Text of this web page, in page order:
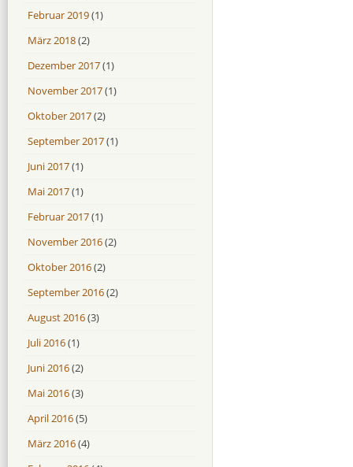
Februar 2019(1)
März 2018(2)
Dezember 2017(1)
November 2017(1)
Oktober 2017(2)
September 2017(1)
Juni 2017(1)
Mai 2017(1)
Februar 2017(1)
November 2016(2)
Oktober 2016(2)
September 2016(2)
August 2016(3)
Juli 2016(1)
Juni 2016(2)
Mai 2016(3)
April 2016(5)
März 2016(4)